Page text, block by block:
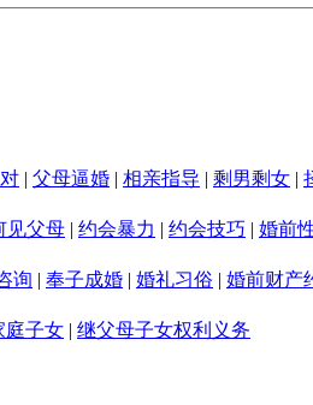
| 父母逼婚 | 相亲指导 | 剩男剩女 |
见父母 | 约会暴力 | 约会技巧 | 婚前
询 | 奉子成婚 | 婚礼习俗 | 婚前财产
庭子女 | 继父母子女权利义务